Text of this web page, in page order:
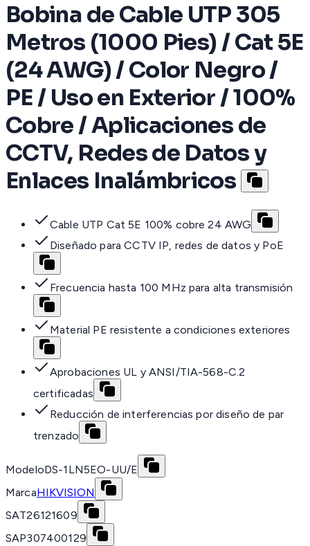
Bobina de Cable UTP 305
Metros (1000 Pies) / Cat 5E
(24 AWG) / Color Negro /
PE / Uso en Exterior / 100%
Cobre / Aplicaciones de
CCTV, Redes de Datos y
Enlaces Inalámbricos
Cable UTP Cat 5E 100% cobre 24 AWG
Diseñado para CCTV IP, redes de datos y PoE
Frecuencia hasta 100 MHz para alta transmisión
Material PE resistente a condiciones exteriores
Aprobaciones UL y ANSI/TIA-568-C.2
certificadas
Reducción de interferencias por diseño de par
trenzado
ModeloDS-1LN5EO-UU/E
MarcaHIKVISION
SAT26121609
SAP307400129